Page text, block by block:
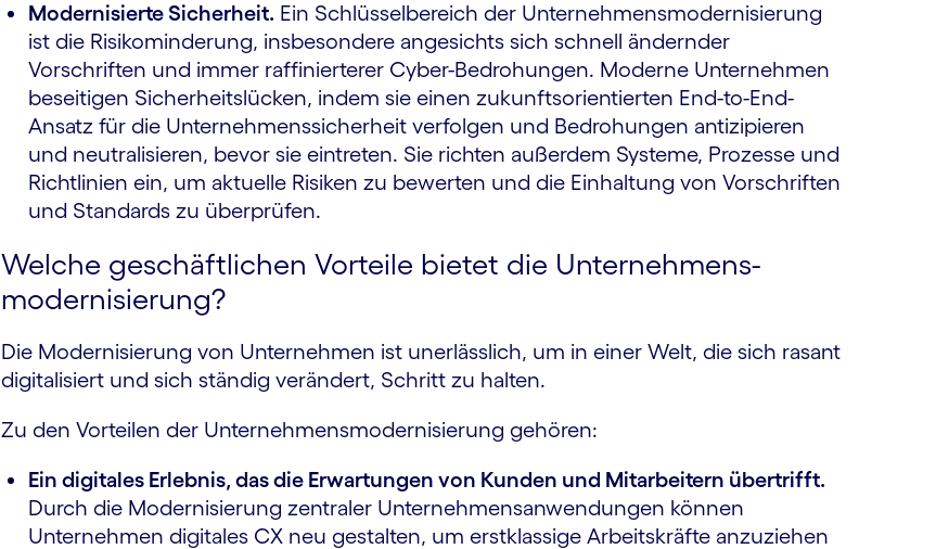
Modernisierte Sicherheit. Ein Schlüsselbereich der Unternehmens­moderni­sierung
ist die Risikominderung, insbesondere angesichts sich schnell ändernder
Vorschriften und immer raffinierterer Cyber-Bedrohungen. Moderne Unternehmen
beseitigen Sicherheitslücken, indem sie einen zukunftsorientierten End-to-End-
Ansatz für die Unternehmenssicherheit verfolgen und Bedrohungen antizipieren
und neutralisieren, bevor sie eintreten. Sie richten außerdem Systeme, Prozesse und
Richt­linien ein, um aktuelle Risiken zu bewerten und die Einhaltung von Vorschriften
und Standards zu über­prüfen.
Welche geschäftlichen Vorteile bietet die Unter­nehmens­
modernisierung?
Die Modernisierung von Unternehmen ist unerlässlich, um in einer Welt, die sich rasant
digitalisiert und sich ständig verändert, Schritt zu halten.
Zu den Vorteilen der Unter­nehmens­modernisierung gehören:
Ein digitales Erlebnis, das die Erwartungen von Kunden und Mitarbeitern übertrifft.
Durch die Modernisierung zentraler Unternehmens­anwendungen können
Unternehmen digitales CX neu gestalten, um erstklassige Arbeitskräfte anzuziehen